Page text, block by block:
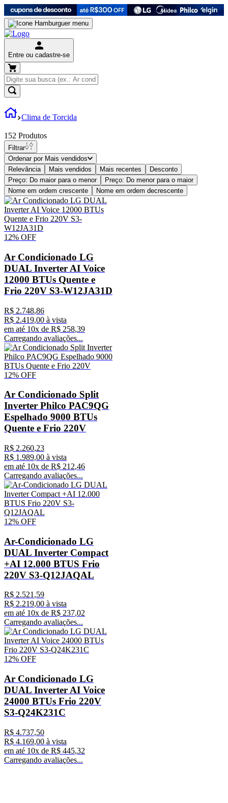
Entre ou cadastre-se
Clima de Torcida
152 Produtos
Filtrar
Ordenar por Mais vendidos
Relevância
Mais vendidos Mais recentes
Desconto
Preço: Do maior para o menor
Preço: Do menor para o maior
Nome em ordem crescente
Nome em ordem decrescente
12% OFF
Ar Condicionado LG
DUAL Inverter AI Voice
12000 BTUs Quente e
Frio 220V S3-W12JA31D
R$ 2.748,86
R$ 2.419,00 à vista
em até 10x de R$ 258,39
Carregando avaliações...
12% OFF
Ar Condicionado Split
Inverter Philco PAC9QG
Espelhado 9000 BTUs
Quente e Frio 220V
R$ 2.260,23
R$ 1 .989,00 à vista
em até 10x de R$ 212,46
Carregando avaliações...
12% OFF
Ar-Condicionado LG
DUAL Inverter Compact
+AI 12.000 BTUS Frio
220V S3-Q12JAQAL
R$ 2.521,59
R$ 2.219,00 à vista
em até 10x de R$ 237,02
Carregando avaliações...
12% OFF
Ar Condicionado LG
DUAL Inverter AI Voice
24000 BTUs Frio 220V
S3-Q24K231C
R$ 4.737,50
R$ 4.169,00 à vista
em até 10x de R$ 445,32
Carregando avaliações...